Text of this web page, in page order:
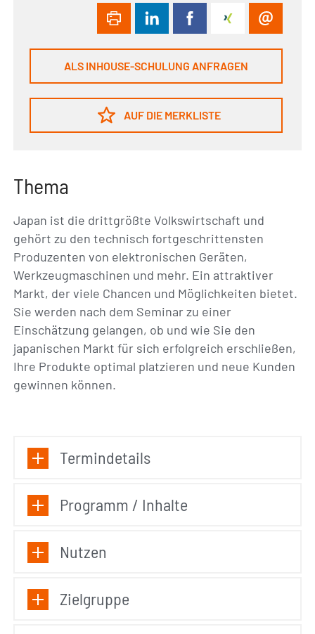
ALS INHOUSE-SCHULUNG ANFRAGEN
AUF DIE MERKLISTE
Thema
Japan ist die drittgrößte Volkswirtschaft und
gehört zu den technisch fortgeschrittensten
Produzenten von elektronischen Geräten,
Werkzeugmaschinen und mehr. Ein attraktiver
Markt, der viele Chancen und Möglichkeiten bietet.
Sie werden nach dem Seminar zu einer
Einschätzung gelangen, ob und wie Sie den
japanischen Markt für sich erfolgreich erschließen,
Ihre Produkte optimal platzieren und neue Kunden
gewinnen können.
Termindetails
Programm / Inhalte
Nutzen
Zielgruppe